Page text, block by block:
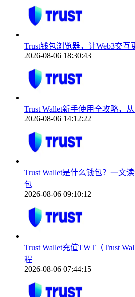
Trust钱包浏览器，让Web3交
2026-08-06 18:30:43
Trust Wallet新手使用全攻略，
2026-08-06 14:12:22
Trust Wallet是什么钱包？一文
包
2026-08-06 09:10:12
Trust Wallet充值TWT（Trust
程
2026-08-06 07:44:15